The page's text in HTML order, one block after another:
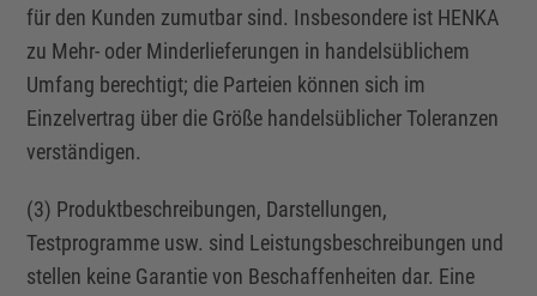
für den Kunden zumutbar sind. Insbesondere ist HENKA
zu Mehr- oder Minderlieferungen in handelsüblichem
Umfang berechtigt; die Parteien können sich im
Einzelvertrag über die Größe handelsüblicher Toleranzen
verständigen.
(3) Produktbeschreibungen, Darstellungen,
Testprogramme usw. sind Leistungsbeschreibungen und
stellen keine Garantie von Beschaffenheiten dar. Eine